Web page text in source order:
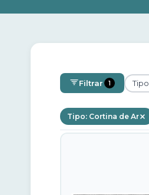
Filtrar 1 Tipo
Tipo: Cortina de Ar